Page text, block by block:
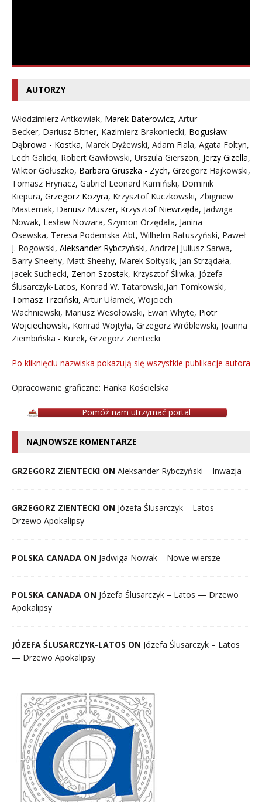
AUTORZY
Włodzimierz Antkowiak, Marek Baterowicz, Artur
Becker, Dariusz Bitner, Kazimierz Brakoniecki, Bogusław
Dąbrowa - Kostka, Marek Dyżewski, Adam Fiala, Agata Foltyn,
Lech Galicki, Robert Gawłowski, Urszula Gierszon, Jerzy Gizella,
Wiktor Gołuszko, Barbara Gruszka - Zych, Grzegorz Hajkowski,
Tomasz Hrynacz, Gabriel Leonard Kamiński, Dominik
Kiepura, Grzegorz Kozyra, Krzysztof Kuczkowski, Zbigniew
Masternak, Dariusz Muszer, Krzysztof Niewrzęda, Jadwiga
Nowak, Lesław Nowara, Szymon Orzędała, Janina
Osewska, Teresa Podemska-Abt, Wilhelm Ratuszyński, Paweł
J. Rogowski, Aleksander Rybczyński, Andrzej Juliusz Sarwa,
Barry Sheehy, Matt Sheehy, Marek Sołtysik, Jan Strządała,
Jacek Suchecki, Zenon Szostak, Krzysztof Śliwka, Józefa
Ślusarczyk-Latos, Konrad W. Tatarowski,Jan Tomkowski,
Tomasz Trzciński, Artur Ułamek, Wojciech
Wachniewski, Mariusz Wesołowski, Ewan Whyte, Piotr
Wojciechowski, Konrad Wojtyła, Grzegorz Wróblewski, Joanna
Ziembińska - Kurek, Grzegorz Zientecki
Po kliknięciu nazwiska pokazują się wszystkie publikacje autora
Opracowanie graficzne: Hanka Kościelska
Pomóż nam utrzymać portal
NAJNOWSZE KOMENTARZE
GRZEGORZ ZIENTECKI ON Aleksander Rybczyński – Inwazja
GRZEGORZ ZIENTECKI ON Józefa Ślusarczyk – Latos —
Drzewo Apokalipsy
POLSKA CANADA ON Jadwiga Nowak – Nowe wiersze
POLSKA CANADA ON Józefa Ślusarczyk – Latos — Drzewo
Apokalipsy
JÓZEFA ŚLUSARCZYK-LATOS ON Józefa Ślusarczyk – Latos
— Drzewo Apokalipsy